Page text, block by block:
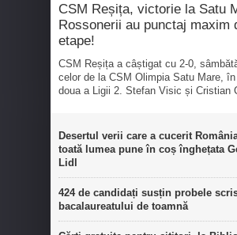
CSM Reșița, victorie la Satu
Rossonerii au punctaj maxim
etape!
CSM Reșița a câștigat cu 2-0,
celor de la CSM Olimpia Satu Mare,
doua a Ligii 2. Stefan Visic și Cristian
Desertul verii care a cucerit
toată lumea pune în coș înghețata
Lidl
424 de candidați susțin probele
bacalaureatului de toamnă